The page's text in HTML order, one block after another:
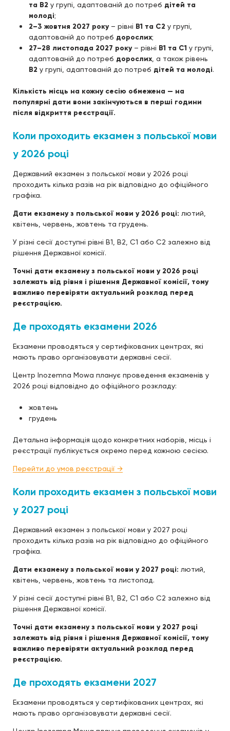
та B2 у групі, адаптованій до потреб дітей та
молоді;
2–3 жовтня 2027 року– рівні B1 та C2 у групі,
адаптованій до потреб дорослих;
27–28 листопада 2027 року– рівні B1 та C1 у групі,
адаптованій до потреб дорослих , а також рівень
B2 у групі, адаптованій до потреб дітей та молоді.
Кількість місць на кожну сесію обмежена — на
популярні дати вони закінчуються в перші години
після відкриття реєстрації.
Коли проходить екзамен з польської мови
у 2026 році
Державний екзамен з польської мови у 2026 році
проходить кілька разів на рік відповідно до офіційного
графіка.
Дати екзамену з польської мови у 2026 році: лютий,
квітень, червень, жовтень та грудень.
У різні сесії доступні рівні B1, B2, C1 або C2 залежно від
рішення Державної комісії.
Точні дати екзамену з польської мови у 2026 році
залежать від рівня і рішення Державної комісії, тому
важливо перевіряти актуальний розклад перед
реєстрацією.
Де проходять екзамени 2026
Екзамени проводяться у сертифікованих центрах, які
мають право організовувати державні сесії.
Центр Inozemna Mowa планує проведення екзаменів у
2026 році відповідно до офіційного розкладу:
жовтень
грудень
Детальна інформація щодо конкретних наборів, місць і
реєстрації публікується окремо перед кожною сесією.
Перейти до умов реєстрації →
Коли проходить екзамен з польської мови
у 2027 році
Державний екзамен з польської мови у 2027 році
проходить кілька разів на рік відповідно до офіційного
графіка.
Дати екзамену з польської мови у 2027 році: лютий,
квітень, червень, жовтень та листопад.
У різні сесії доступні рівні B1, B2, C1 або C2 залежно від
рішення Державної комісії.
Точні дати екзамену з польської мови у 2027 році
залежать від рівня і рішення Державної комісії, тому
важливо перевіряти актуальний розклад перед
реєстрацією.
Де проходять екзамени 2027
Екзамени проводяться у сертифікованих центрах, які
мають право організовувати державні сесії.